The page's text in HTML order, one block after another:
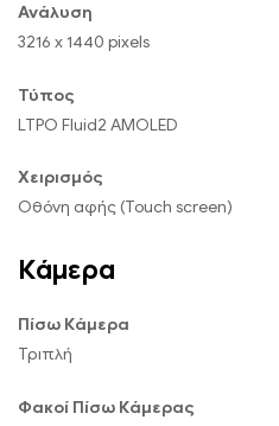
Ανάλυση
3216 x 1440 pixels
Τύπος
LTPO Fluid2 AMOLED
Χειρισμός
Οθόνη αφής (Touch screen)
Κάμερα
Πίσω Κάμερα
Τριπλή
Φακοί Πίσω Κάμερας